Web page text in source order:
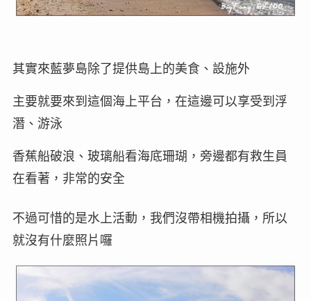
其實來藍夢島除了提供島上的美食、設施外
主要就要來到這個海上平台，在這邊可以享受到浮
潛、游泳
香蕉船破浪、玻璃船看海底珊瑚，旁邊都有救生員
在看著，非常的安全
不過可惜的是水上活動，我們沒帶相機拍攝，所以
就沒有什麼照片囉